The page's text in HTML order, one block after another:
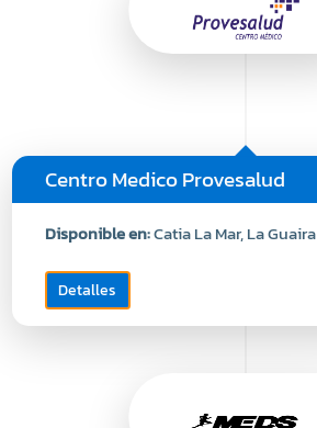
Centro Medico Provesalud
Disponible en:Catia La Mar, La Guaira
Detalles